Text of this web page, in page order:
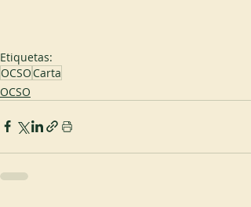
Etiquetas:
OCSOCarta
OCSO